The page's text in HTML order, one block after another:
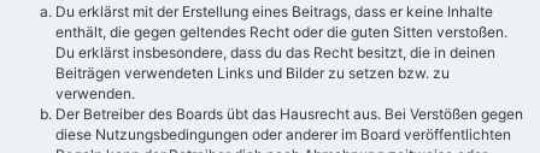
Du erklärst mit der Erstellung eines Beitrags, dass er keine Inhalte
enthält, die gegen geltendes Recht oder die guten Sitten verstoßen.
Du erklärst insbesondere, dass du das Recht besitzt, die in deinen
Beiträgen verwendeten Links und Bilder zu setzen bzw. zu
verwenden.
Der Betreiber des Boards übt das Hausrecht aus. Bei Verstößen gegen
diese Nutzungsbedingungen oder anderer im Board veröffentlichten